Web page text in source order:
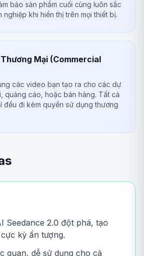
bảo sản phẩm cuối cùng luôn sắc
nghiệp khi hiển thị trên mọi thiết bị.
Mại (Commercial
các video bạn tạo ra cho các dự
quảng cáo, hoặc bán hàng. Tất cả
đều đi kèm quyền sử dụng thương
Seedance 2.0 đột phá, tạo
kỳ ấn tượng.
quan, dễ sử dụng cho cả